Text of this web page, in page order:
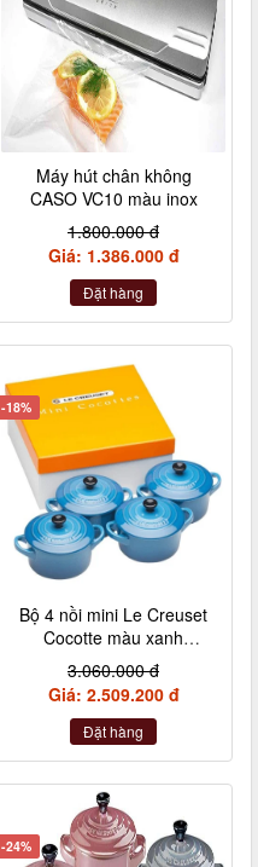
Máy hút chân không
CASO VC10 màu inox
1.800.000 đ
Giá: 1.386.000 đ
Đặt hàng
-18%
Bộ 4 nồi mini Le Creuset
Cocotte màu xanh
Marseile
3.060.000 đ
Giá: 2.509.200 đ
Đặt hàng
-24%